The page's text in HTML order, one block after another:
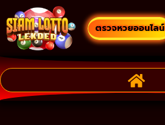
ตรวจหวยออนไลน์